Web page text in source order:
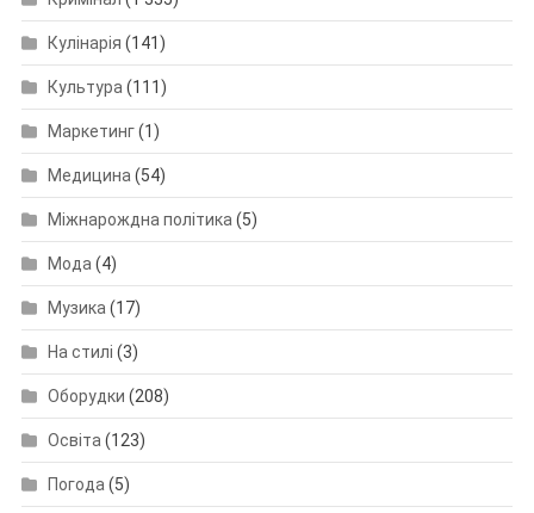
Кулінарія (141)
Культура (111)
Маркетинг(1)
Медицина (54)
Міжнарождна політика (5)
Мода (4)
Музика (17)
На стилі (3)
Оборудки (208)
Освіта (123)
Погода (5)